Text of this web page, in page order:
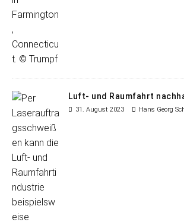
Luft- und Raumfahrt
31. August 2023 Hans Georg